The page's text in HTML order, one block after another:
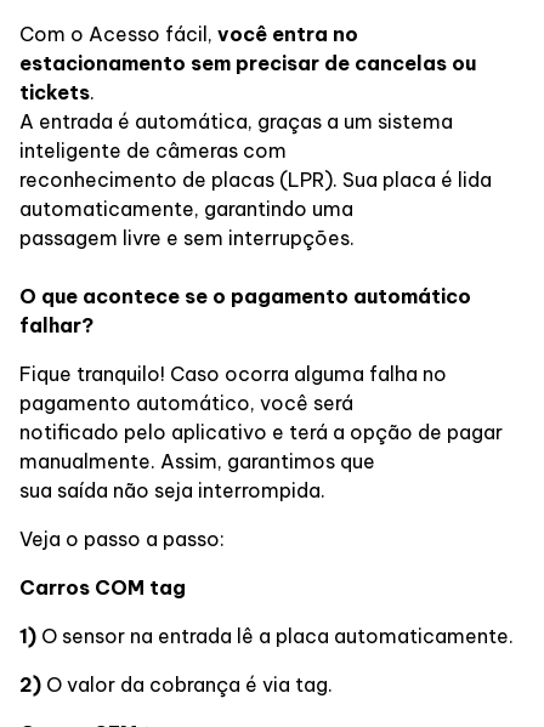
Com o Acesso fácil, você entra no
estacionamento sem precisar de cancelas ou
tickets.
A entrada é automática, graças a um sistema
inteligente de câmeras com
reconhecimento de placas (LPR). Sua placa é lida
automaticamente, garantindo uma
passagem livre e sem interrupções.
O que acontece se o pagamento automático
falhar?
Fique tranquilo! Caso ocorra alguma falha no
pagamento automático, você será
notificado pelo aplicativo e terá a opção de pagar
manualmente. Assim, garantimos que
sua saída não seja interrompida.
Veja o passo a passo:
Carros COM tag
1) O sensor na entrada lê a placa automaticamente.
2) O valor da cobrança é via tag.